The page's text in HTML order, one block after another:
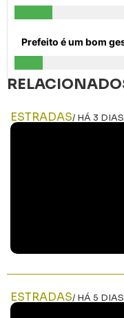
Prefeito é um bom
ESTRADAS/ HÁ 3 DIAS
ESTRADAS/ HÁ 5 DIAS